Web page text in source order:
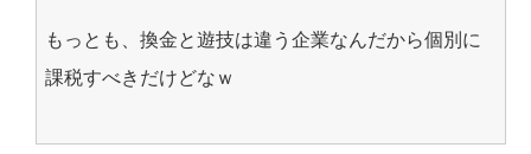
もっとも、換金と遊技は違う企業なんだから個別に
課税すべきだけどなｗ